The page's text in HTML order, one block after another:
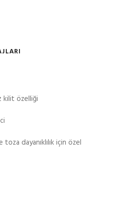
kilit özelliği
dayanıklılık için özel